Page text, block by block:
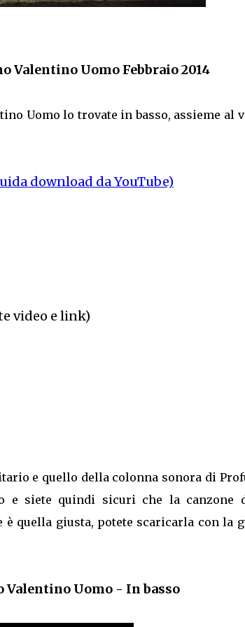
Valentino Uomo Febbraio 2014
Uomo lo trovate in basso, assieme al
download da YouTube)
video e link)
e quello della colonna sonora di
e siete quindi sicuri che la canzone
quella giusta, potete scaricarla con la
Uomo - In basso